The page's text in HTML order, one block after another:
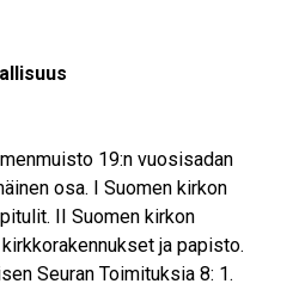
19:n vuosisadan
osa. I Suomen kirkon
II Suomen kirkon
ja papisto.
Seuran Toimituksia 8: 1.